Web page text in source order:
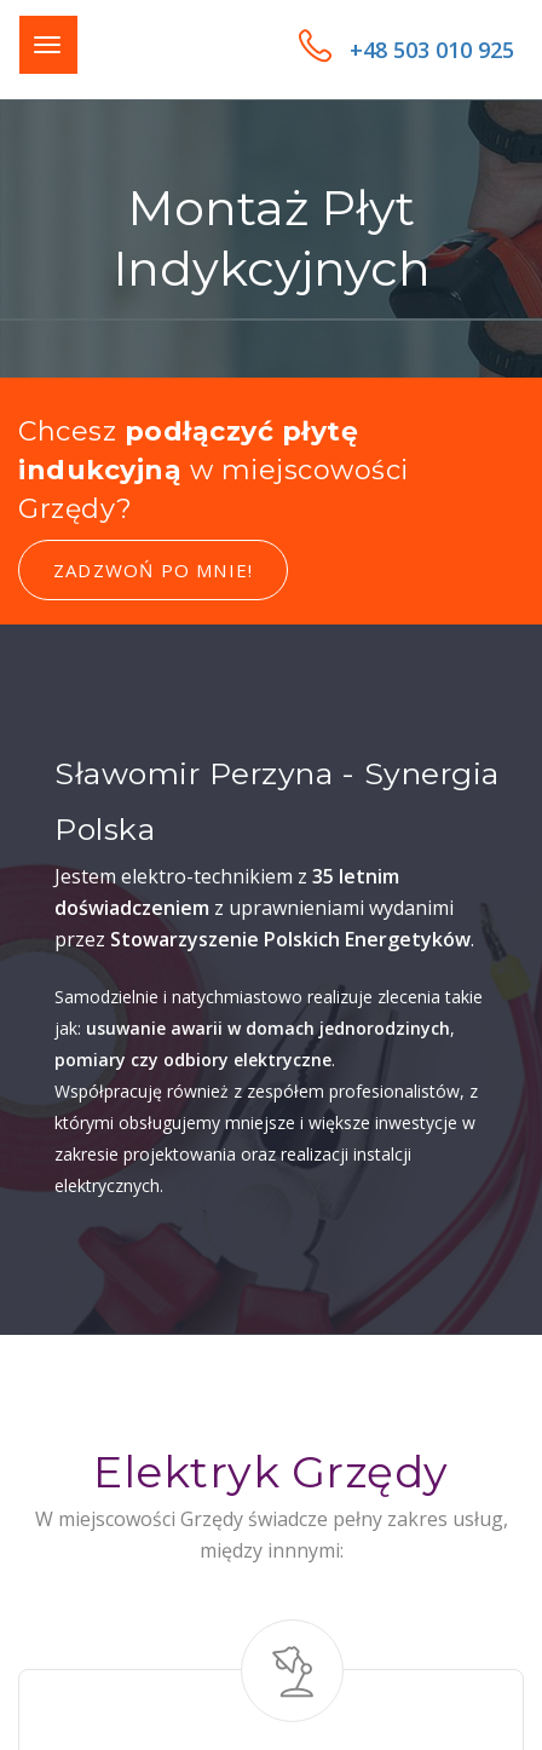
+48 503 010 925
Montaż Płyt
Indykcyjnych
Chcesz podłączyć płytę
indukcyjną w miejscowości
Grzędy?
ZADZWOŃ PO MNIE!
Sławomir Perzyna - Synergia
Polska
Jestem elektro-technikiem z 35 letnim
doświadczeniem z uprawnieniami wydanimi
przez Stowarzyszenie Polskich Energetyków.
Samodzielnie i natychmiastowo realizuje zlecenia takie
jak: usuwanie awarii w domach jednorodzinych,
pomiary czy odbiory elektryczne.
Współpracuję również z zespółem profesionalistów, z
którymi obsługujemy mniejsze i większe inwestycje w
zakresie projektowania oraz realizacji instalcji
elektrycznych.
Elektryk Grzędy
W miejscowości Grzędy świadcze pełny zakres usług,
między innnymi: